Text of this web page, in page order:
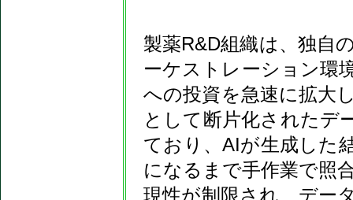
製薬R&D組織は、独自
ーケストレーション環
への投資を急速に拡大
として断片化されたデ
ており、AIが生成した
になるまで手作業で照
現性が制限され、デー